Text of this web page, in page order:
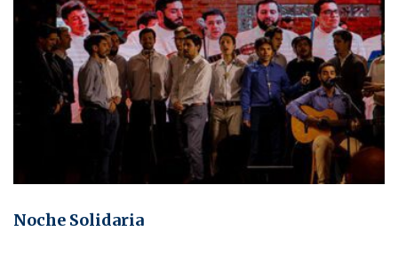
Noche Solidaria